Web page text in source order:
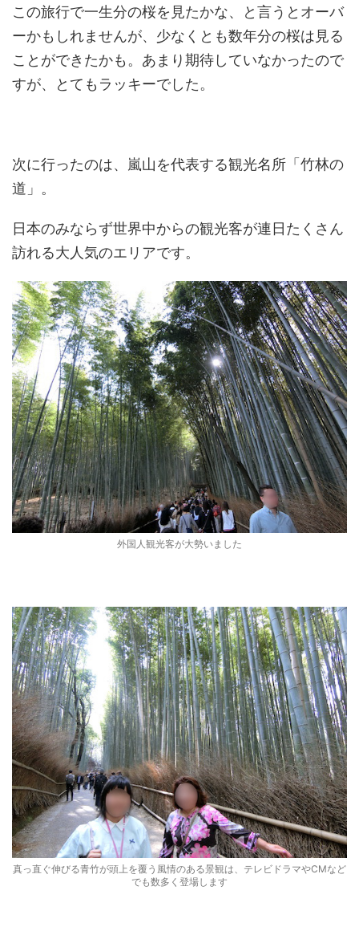
この旅行で一生分の桜を見たかな、と言うとオーバ
ーかもしれませんが、少なくとも数年分の桜は見る
ことができたかも。あまり期待していなかったので
すが、とてもラッキーでした。
次に行ったのは、嵐山を代表する観光名所「竹林の
道」。
日本のみならず世界中からの観光客が連日たくさん
訪れる大人気のエリアです。
外国人観光客が大勢いました
真っ直ぐ伸びる青竹が頭上を覆う風情のある景観は、テレビドラマやCMなど
でも数多く登場します